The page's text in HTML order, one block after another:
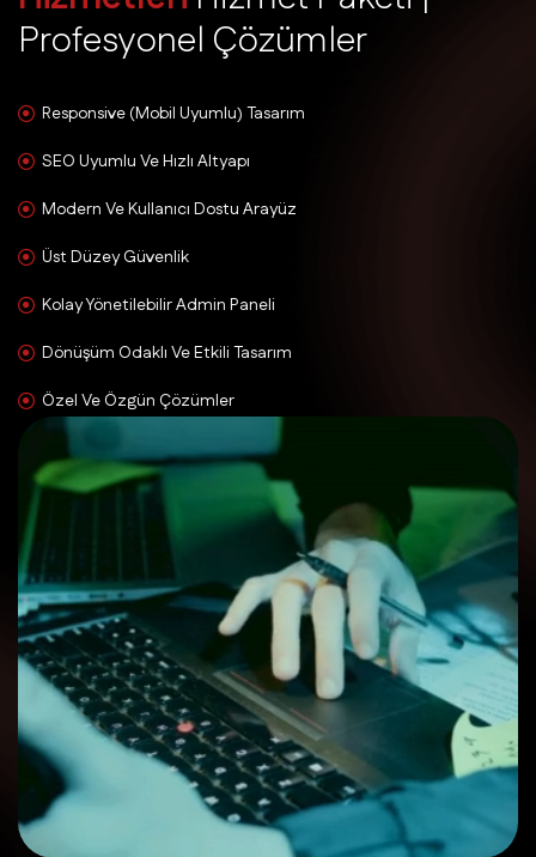
Profesyonel Çözümler
Responsive (Mobil Uyumlu) Tasarım
SEO Uyumlu Ve Hızlı Altyapı
Modern Ve Kullanıcı Dostu Arayüz
Üst Düzey Güvenlik
Kolay Yönetilebilir Admin Paneli
Dönüşüm Odaklı Ve Etkili Tasarım
Özel Ve Özgün Çözümler